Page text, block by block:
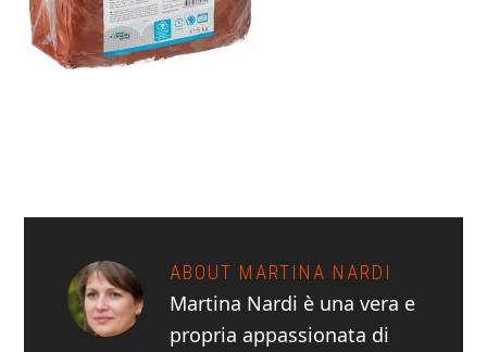
ABOUT MARTINA NARDI
Martina Nardi è una vera e
propria appassionata di